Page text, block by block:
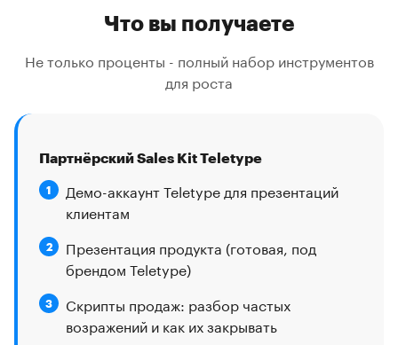
Что вы получаете
Не только проценты - полный набор инструментов
для роста
Партнёрский Sales Kit Teletype
1
Демо-аккаунт Teletype для презентаций
клиентам
2
Презентация продукта (готовая, под
брендом Teletype)
3
Скрипты продаж: разбор частых
возражений и как их закрывать